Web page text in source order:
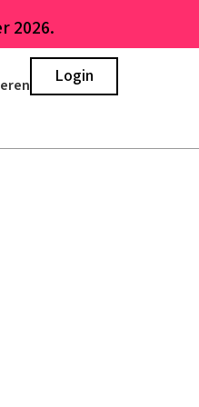
2026.
Login